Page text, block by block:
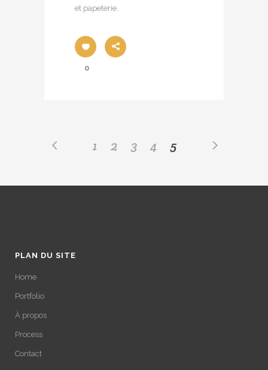
et papeterie.
0
1 2 3 4 5
PLAN DU SITE
Home
Portfolio
À propos
Process
Contact